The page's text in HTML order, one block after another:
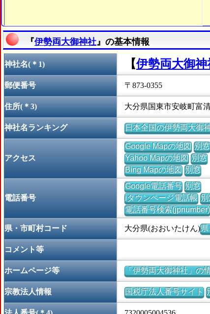
『伊勢両大御神社』の基本情報
神社名(＊1) 【伊勢両大御神
郵便番号 〒873-0355
住所(＊3) 大分県国東市安岐町富
神社名ランキング 日本全国の伊勢両大御
アクセス
Google Mapの地図 別窓
Yahoo Mapの地図 別窓
Bing Mapの地図 別窓
電話番号
Google電話番号 別窓
iタウンページ電話帳 別
電話番号検索(jpnumber)
県・市町村コード 大分県(おおいたけん)県
コメント等
ホームページ等 「伊勢両大御神社」の
宗教法人情報 国税庁法人番号サイト